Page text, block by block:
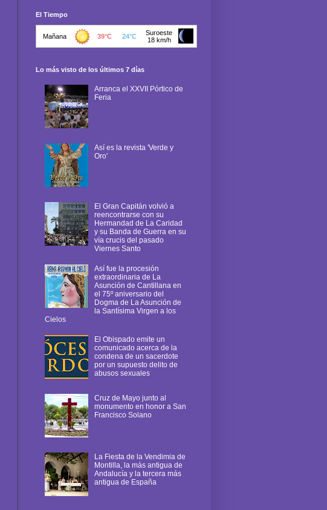
El Tiempo
Lo más visto de los últimos 7 días
Arranca el XXVII Pórtico de
Feria
Así es la revista 'Verde y
Oro'
El Gran Capitán volvió a
reencontrarse con su
Hermandad de La Caridad
y su Banda de Guerra en su
vía crucis del pasado
Viernes Santo
Así fue la procesión
extraordinaria de La
Asunción de Cantillana en
el 75º aniversario del
Dogma de La Asunción de
la Santísima Virgen a los
Cielos
El Obispado emite un
comunicado acerca de la
condena de un sacerdote
por un supuesto delito de
abusos sexuales
Cruz de Mayo junto al
monumento en honor a San
Francisco Solano
La Fiesta de la Vendimia de
Montilla, la más antigua de
Andalucía y la tercera más
antigua de España